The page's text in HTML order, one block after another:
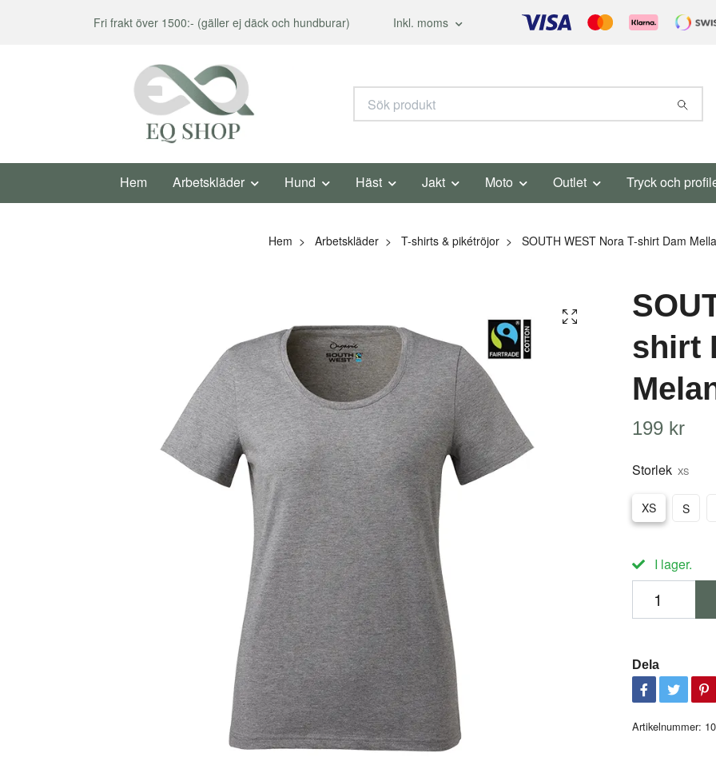
Fri frakt över 1500:- (gäller ej däck och hundburar) Inkl. moms
Hem Arbetskläder Hund Häst Jakt Moto Outlet Tryck och
Hem Arbetskläder T-shirts & pikétröjor SOUTH WEST Nora T-shirt Dam
shirt
199 kr
Storlek XS
XS S
I lager.
Dela
Artikelnummer: